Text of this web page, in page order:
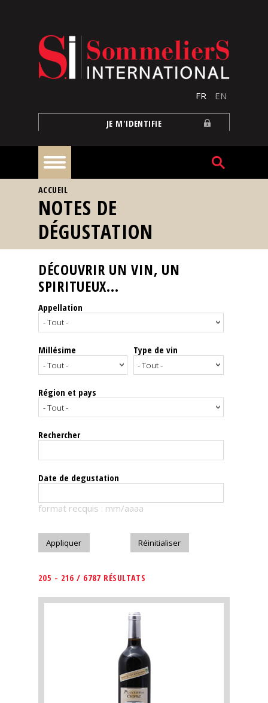
FR EN
JE M'IDENTIFIE
À
la
une
Reportages
Nos
Spiritueux
Notes
dégustation
Le
magazine
Télécharger
VOUS ÊTES ICI
ACCUEIL
NOTES DE
DÉGUSTATION
DÉCOUVRIR UN VIN, UN
SPIRITUEUX...
Appellation
Millésime Type de vin
Région et pays
Rechercher
Date de degustation
format recquis : mm/aaaa
205 - 216 / 6787 RÉSULTATS